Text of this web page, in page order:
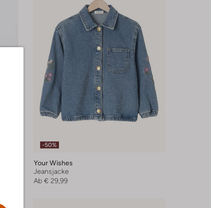
-50%
Your Wishes
Jeansjacke
Ab € 29,99